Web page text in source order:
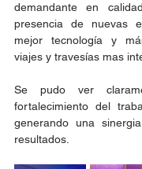
demandante en
presencia de nuevas
mejor tecnología y
viajes y travesías mas
Se pudo ver
fortalecimiento del
generando una
resultados.